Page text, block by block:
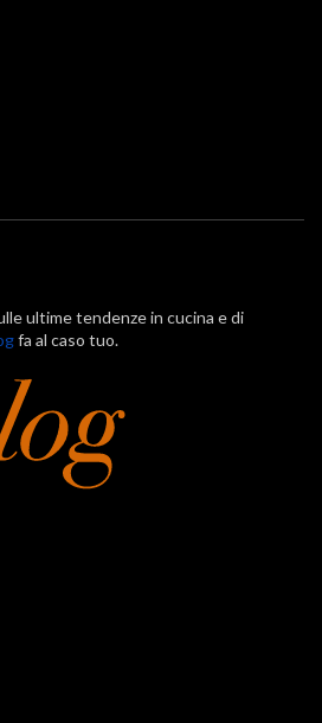
ultime tendenze in cucina e di
fa al caso tuo.